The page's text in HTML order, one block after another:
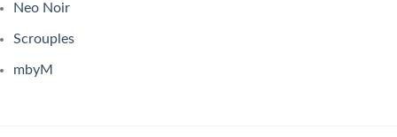
Neo Noir
Scrouples
mbyM